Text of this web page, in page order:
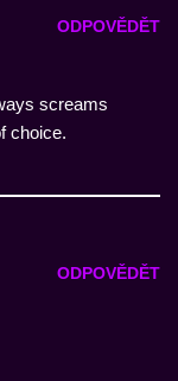
ODPOVĚDĚT
screams
choice.
ODPOVĚDĚT